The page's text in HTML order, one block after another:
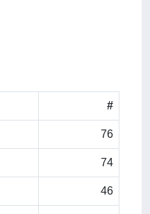
#
76
74
46